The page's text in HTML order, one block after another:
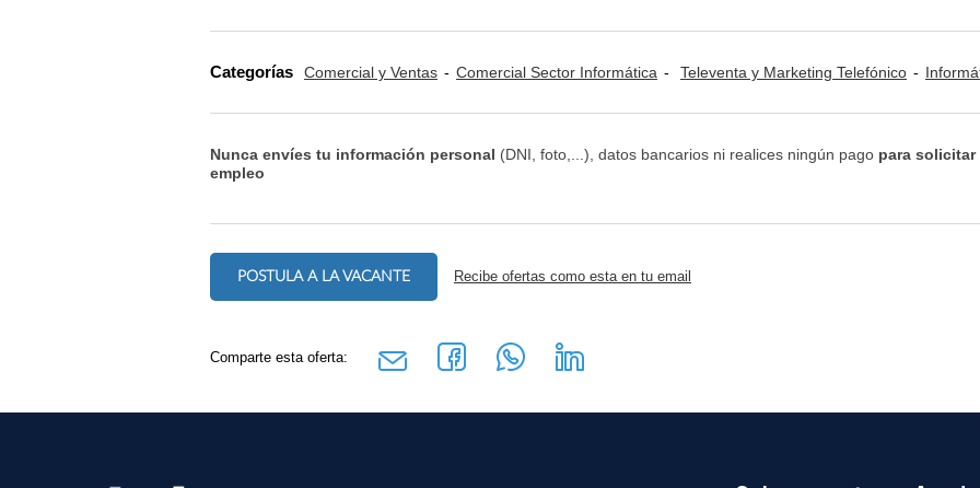
Categorías Comercial y Ventas Comercial Sector Informática Televenta y Marketing Telefónico Informática:
Nunca envíes tu información personal (DNI, foto,...), datos bancarios ni realices ningún pago para solicitar
empleo
POSTULA A LA VACANTE Recibe ofertas como esta en tu email
Comparte esta oferta: